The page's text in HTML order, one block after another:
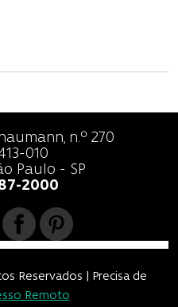
n.º 270
010
Paulo - SP
2000
Reservados | Precisa de
Remoto